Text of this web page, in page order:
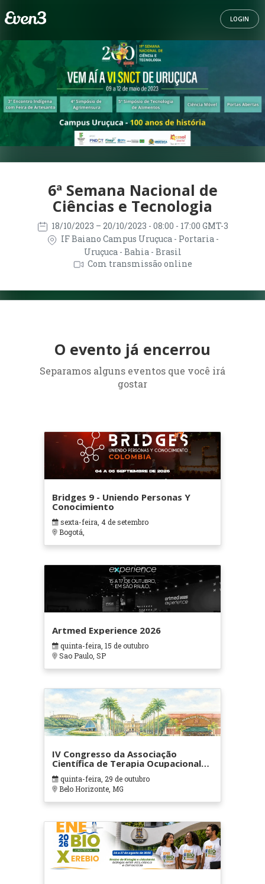
LOGIN
6ª Semana Nacional de
Ciências e Tecnologia
18/10/2023 – 20/10/2023 - 08:00 - 17:00 GMT-3
IF Baiano Campus Uruçuca - Portaria -
Uruçuca - Bahia - Brasil
Com transmissão online
O evento já encerrou
Separamos alguns eventos que você irá
gostar
Bridges 9 - Uniendo Personas Y
Conocimiento
sexta-feira, 4 de setembro
Bogotá,
Artmed Experience 2026
quinta-feira, 15 de outubro
Sao Paulo, SP
IV Congresso da Associação
Científica de Terapia Ocupacional
em Contextos Hospitalares e
Cuidados Paliativos - ATOHOSP
quinta-feira, 29 de outubro
Belo Horizonte, MG